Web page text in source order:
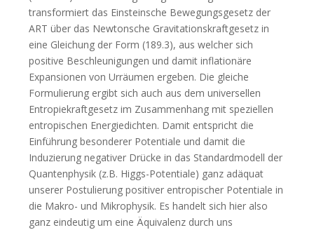
transformiert das Einsteinsche Bewegungsgesetz der
ART über das Newtonsche Gravitationskraftgesetz in
eine Gleichung der Form (189.3), aus welcher sich
positive Beschleunigungen und damit inflationäre
Expansionen von Urräumen ergeben. Die gleiche
Formulierung ergibt sich auch aus dem universellen
Entropiekraftgesetz im Zusammenhang mit speziellen
entropischen Energiedichten. Damit entspricht die
Einführung besonderer Potentiale und damit die
Induzierung negativer Drücke in das Standardmodell der
Quantenphysik (z.B. Higgs-Potentiale) ganz adäquat
unserer Postulierung positiver entropischer Potentiale in
die Makro- und Mikrophysik. Es handelt sich hier also
ganz eindeutig um eine Äquivalenz durch uns